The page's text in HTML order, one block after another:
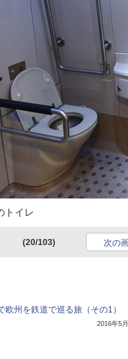
トイレ
(20/103) 次の
欧州を鉄道で巡る旅（その1）
2016年5